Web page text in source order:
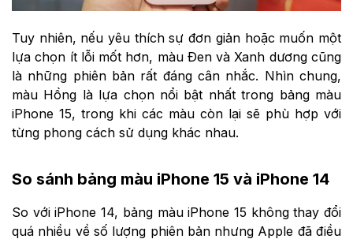
Tuy nhiên, nếu yêu thích sự đơn giản hoặc muốn một
lựa chọn ít lỗi mốt hơn, màu Đen và Xanh dương cũng
là những phiên bản rất đáng cân nhắc. Nhìn chung,
màu Hồng là lựa chọn nổi bật nhất trong bảng màu
iPhone 15, trong khi các màu còn lại sẽ phù hợp với
từng phong cách sử dụng khác nhau.
So sánh bảng màu iPhone 15 và iPhone 14
So với iPhone 14, bảng màu iPhone 15 không thay đổi
quá nhiều về số lượng phiên bản nhưng Apple đã điều